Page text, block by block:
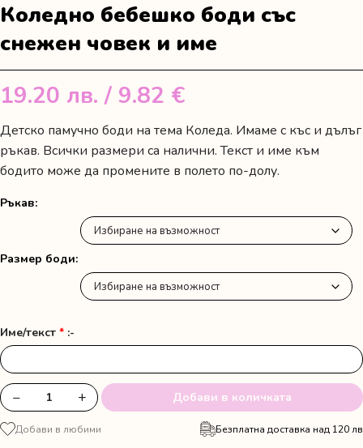
Коледно бебешко боди със
снежен човек и име
19.20 лв. / 9.82 €
Детско памучно боди на тема Коледа. Имаме с къс и дълъг
ръкав. Всички размери са налични. Текст и име към
бодито може да промените в полето по-долу.
Ръкав
Размер боди
Име/текст * :-
количество
за
Коледно
− + Добави в количката
Добави в любими Безплатна доставка над 120 лв